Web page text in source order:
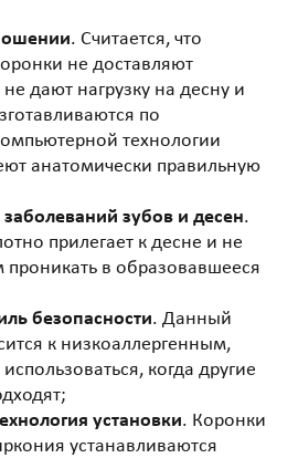
. Считается, что
не доставляют
дают нагрузку на десну и
по
технологии
анатомически правильную
зубов и десен.
прилегает к десне и не
проникать в образовавшееся
безопасности. Данный
к низкоаллергенным,
когда другие
установки. Коронки
устанавливаются